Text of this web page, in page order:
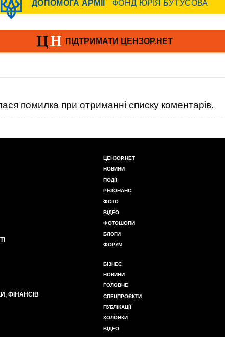
помилка при отриманні списку коментарів.
ФІНАНСІВ
ЦЕНЗОР.НЕТ
НОВИНИ
ПОДІЇ
РЕЗОНАНС
ФОТО
ВІДЕО
ФОТОШОПИ
БЛОГИ
ФОРУМ
БІЗНЕС
НОВИНИ
ГОЛОВНЕ
СПЕЦПРОЄКТИ
ПУБЛІКАЦІЇ
КОЛОНКИ
ВІДЕО